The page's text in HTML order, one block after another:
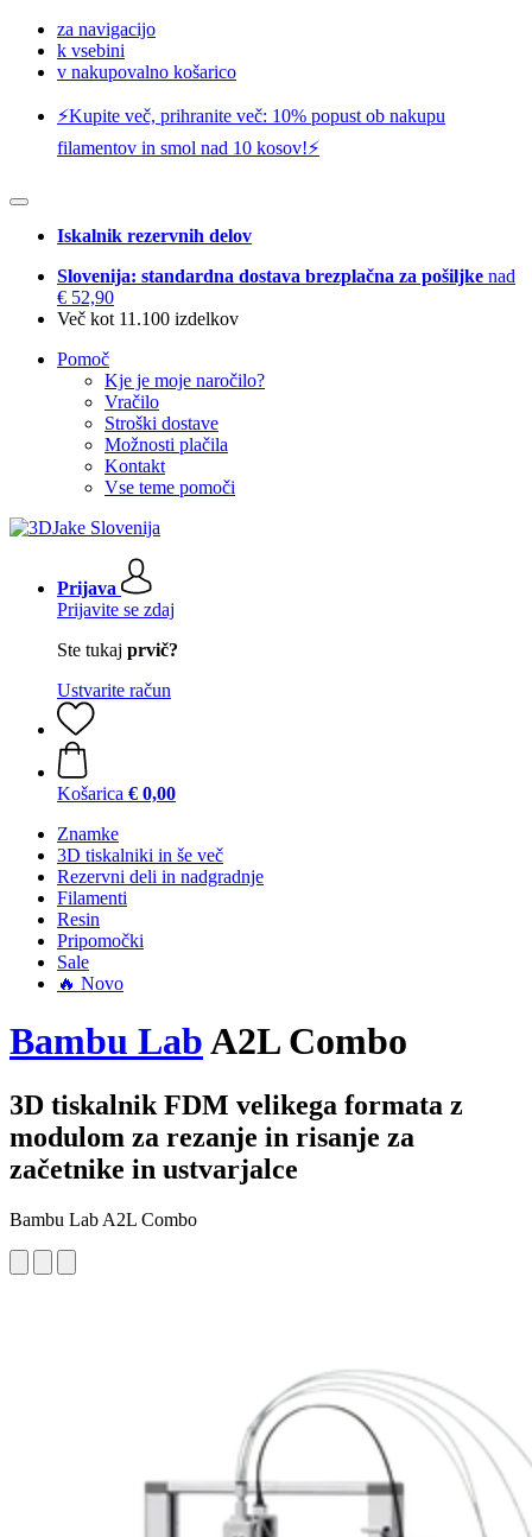
za navigacijo
k vsebini
v nakupovalno košarico
⚡️Kupite več, prihranite več: 10% popust ob nakupu
filamentov in smol nad 10 kosov!⚡️
Iskalnik rezervnih delov
Slovenija: standardna dostava brezplačna za pošiljke nad
€ 52,90
Več kot 11.100 izdelkov
Pomoč
Kje je moje naročilo?
Vračilo
Stroški dostave
Možnosti plačila
Kontakt
Vse teme pomoči
Prijava
Prijavite se zdaj
Ste tukaj prvič?
Ustvarite račun
Košarica € 0,00
Znamke
3D tiskalniki in še več
Rezervni deli in nadgradnje
Filamenti
Resin
Pripomočki
Sale
🔥 Novo
Bambu LabA2L Combo
3D tiskalnik FDM velikega formata z
modulom za rezanje in risanje za
začetnike in ustvarjalce
Bambu Lab A2L Combo